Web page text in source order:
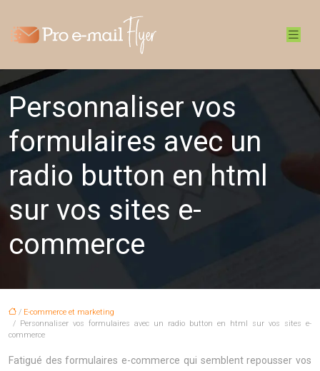
Personnaliser vos
formulaires avec un
radio button en html
sur vos sites e-
commerce
/ E-commerce et marketing
/ Personnaliser vos formulaires avec un radio button en html sur vos sites e-
commerce
Fatigué des formulaires e-commerce qui semblent repousser vos